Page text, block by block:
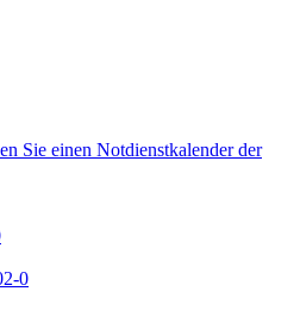
Sie einen Notdienstkalender der
0